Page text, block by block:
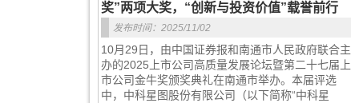
奖”两项大奖，“创新与投资价值”载誉前行
发布时间：2025/11/02
10月29日，由中国证券报和南通市人民政府联合主
办的2025上市公司高质量发展论坛暨第二十七届上
市公司金牛奖颁奖典礼在南通市举办。本届评选
中，中科星图股份有限公司（以下简称“中科星